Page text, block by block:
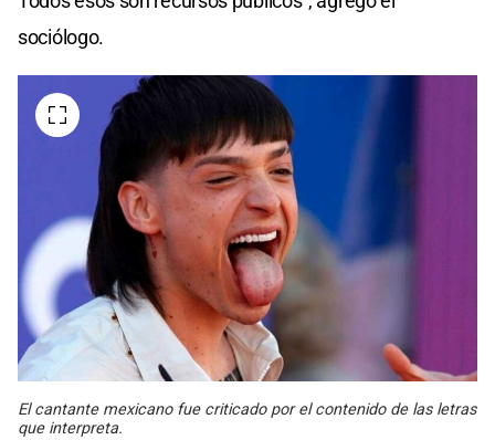
sociólogo.
El cantante mexicano fue criticado por el contenido de las letras
que interpreta.